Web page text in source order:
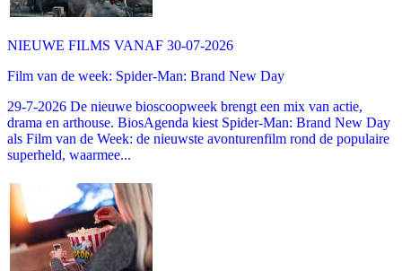
NIEUWE FILMS VANAF 30-07-2026
Film van de week: Spider-Man: Brand New Day
29-7-2026 De nieuwe bioscoopweek brengt een mix van actie,
drama en arthouse. BiosAgenda kiest Spider-Man: Brand New Day
als Film van de Week: de nieuwste avonturenfilm rond de populaire
superheld, waarmee...